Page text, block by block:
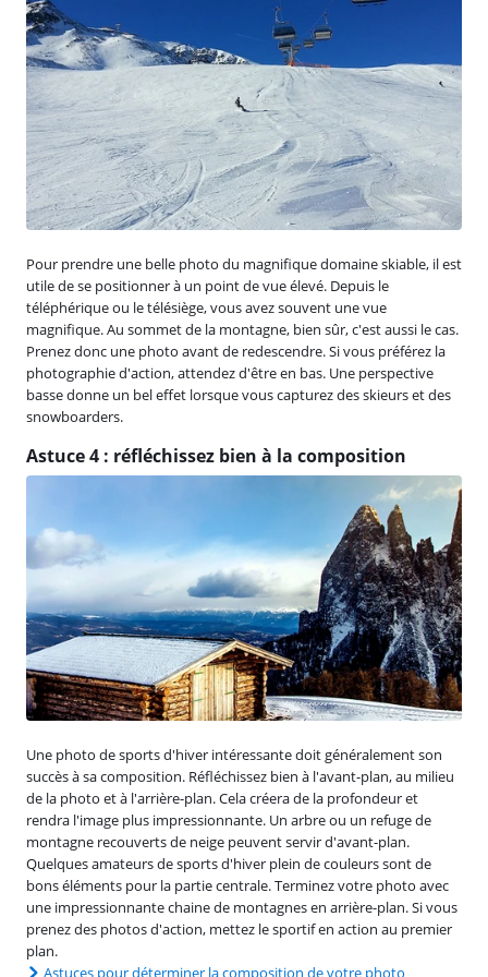
Pour prendre une belle photo du magnifique domaine skiable, il est
utile de se positionner à un point de vue élevé. Depuis le
téléphérique ou le télésiège, vous avez souvent une vue
magnifique. Au sommet de la montagne, bien sûr, c'est aussi le cas.
Prenez donc une photo avant de redescendre. Si vous préférez la
photographie d'action, attendez d'être en bas. Une perspective
basse donne un bel effet lorsque vous capturez des skieurs et des
snowboarders.
Astuce 4 : réfléchissez bien à la composition
Une photo de sports d'hiver intéressante doit généralement son
succès à sa composition. Réfléchissez bien à l'avant-plan, au milieu
de la photo et à l'arrière-plan. Cela créera de la profondeur et
rendra l'image plus impressionnante. Un arbre ou un refuge de
montagne recouverts de neige peuvent servir d'avant-plan.
Quelques amateurs de sports d'hiver plein de couleurs sont de
bons éléments pour la partie centrale. Terminez votre photo avec
une impressionnante chaine de montagnes en arrière-plan. Si vous
prenez des photos d'action, mettez le sportif en action au premier
plan.
Astuces pour déterminer la composition de votre photo